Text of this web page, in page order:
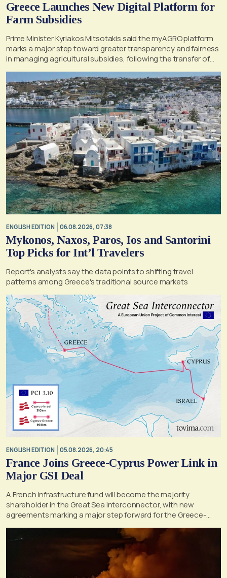
Greece Launches New Digital Platform for
Farm Subsidies
Prime Minister Kyriakos Mitsotakis said the myAGRO platform
marks a major step toward greater transparency and fairness
in managing agricultural subsidies, following the transfer of
former OPEKEPE functions to the tax authority
ENGLISH EDITION 06.08.2026, 07:38
Mykonos, Naxos, Paros, Ios and Santorini
Top Picks for Int’l Travelers
Report's analysts say the data points to shifting travel
patterns among Greece's traditional source markets
ENGLISH EDITION 05.08.2026, 20:45
France Joins Greece-Cyprus Power Link in
Major GSI Deal
A French infrastructure fund will become the majority
shareholder in the Great Sea Interconnector, with new
agreements marking a major step forward for the Greece-